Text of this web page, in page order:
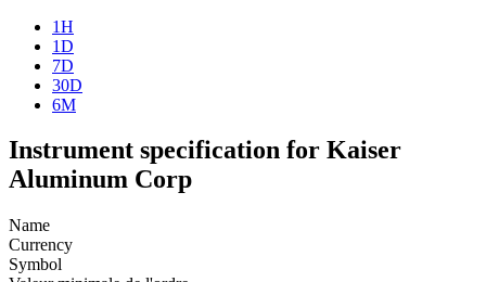
1H
1D
7D
30D
6M
Instrument specification for Kaiser
Aluminum Corp
Name
Currency
Symbol